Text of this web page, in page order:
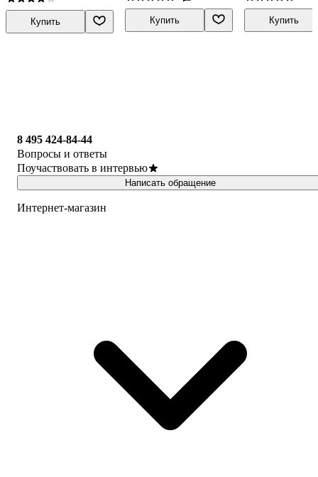
Купить Купить
экологический
подходы,
и методы
Купить
8 495 424-84-44
Вопросы и ответы
Поучаствовать в интервью
Написать обращение
Интернет-магазин